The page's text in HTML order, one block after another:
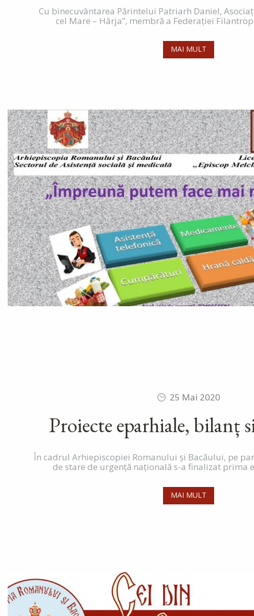
Cu binecuvântarea Părintelui Patriarh Daniel,
cel Mare – Hârja”, membră a Federației
MAI MULT
25 Mai 2020
Proiecte eparhiale, bilanț
În cadrul Arhiepiscopiei Romanului și Bacăului, pe
de stare de urgență națională s-a finalizat prima
MAI MULT